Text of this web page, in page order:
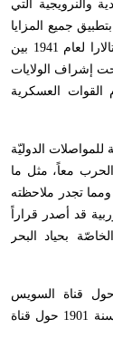
والنرويجية التي
والتي أقرت فيها بتطبيق جميع المزايا
المقرّرة للحياد الدائم عليها، وكذلك ما قررته معاهدة تالارا لعام 1941 بين
إشراف الولايات
القوات العسكرية
الدوليّة
معاً، مثل ما
البحر الأسود. ومما تجدر ملاحظته
1871 بين الدول الأوربية قد أصدر قراراً
بحياد البحر
ما قررته معاهدة القسطنطينية سنة 1888 حول قناة السويس
الواقعة في الإقليم المصري، ومعاهدة هاي بونسفوت سنة 1901 حول قناة